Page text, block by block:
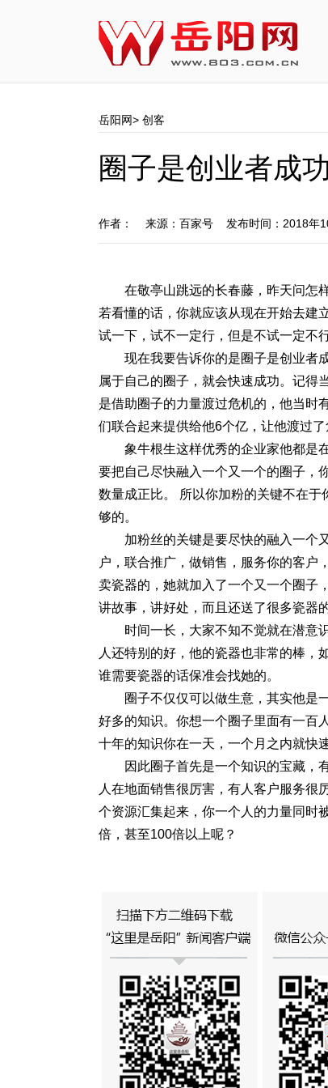
岳阳网> 创客
圈子是创业者成
作者： 来源：百家号 发布时间：2018年
在敬亭山跳远的长春藤，昨天问怎
若看懂的话，你就应该从现在开始去建
试一下，试不一定行，但是不试一定不
现在我要告诉你的是圈子是创业者
属于自己的圈子，就会快速成功。记得
是借助圈子的力量渡过危机的，他当时
们联合起来提供给他6个亿，让他渡过了
象牛根生这样优秀的企业家他都是
要把自己尽快融入一个又一个的圈子，
数量成正比。 所以你加粉的关键不在
够的。
加粉丝的关键是要尽快的融入一个
户，联合推广，做销售，服务你的客户
卖瓷器的，她就加入了一个又一个圈子
讲故事，讲好处，而且还送了很多瓷器
时间一长，大家不知不觉就在潜意
人还特别的好，他的瓷器也非常的棒，
谁需要瓷器的话保准会找她的。
圈子不仅仅可以做生意，其实他是
好多的知识。你想一个圈子里面有一百
十年的知识你在一天，一个月之内就快
因此圈子首先是一个知识的宝藏，
人在地面销售很厉害，有人客户服务很
个资源汇集起来，你一个人的力量同时
倍，甚至100倍以上呢？